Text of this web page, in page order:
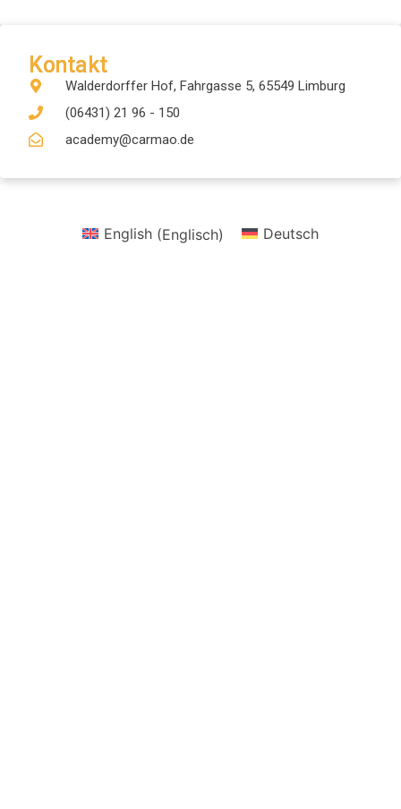
Kontakt
Walderdorffer Hof, Fahrgasse 5, 65549 Limburg
(06431) 21 96 - 150
academy@carmao.de
English (Englisch) Deutsch